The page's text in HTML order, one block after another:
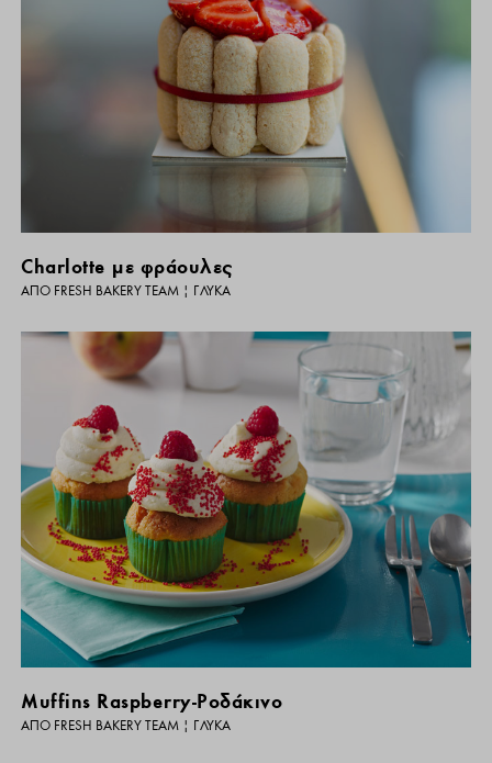
Charlotte με φράουλες
ΑΠΌ FRESH BAKERY TEAM | ΓΛΥΚΆ
Muffins Raspberry-Ροδάκινο
ΑΠΌ FRESH BAKERY TEAM | ΓΛΥΚΆ